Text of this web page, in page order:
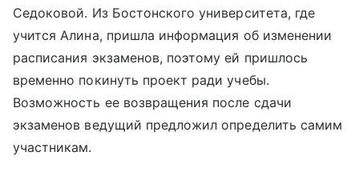
Седоковой. Из Бостонского университета, где
учится Алина, пришла информация об изменении
расписания экзаменов, поэтому ей пришлось
временно покинуть проект ради учебы.
Возможность ее возвращения после сдачи
экзаменов ведущий предложил определить самим
участникам.